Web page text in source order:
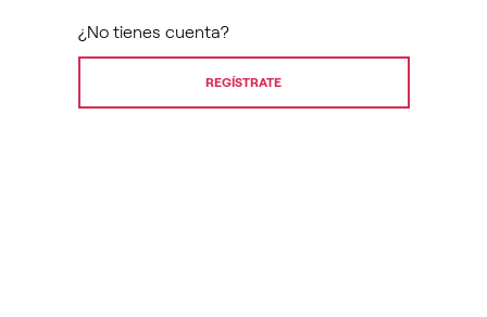
¿No tienes cuenta?
REGÍSTRATE